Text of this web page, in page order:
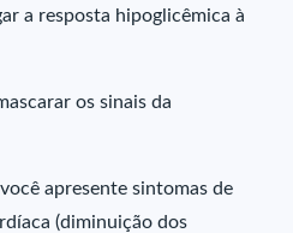
a resposta hipoglicêmica à
os sinais da
apresente sintomas de
(diminuição dos